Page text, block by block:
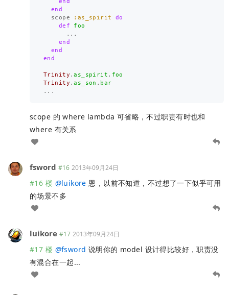
end
end
scope
:as_spirit
do
def
foo
...
end
end
end
Trinity .as_spirit . foo
Trinity .as_son . bar
...
scope 的 where lambda 可省略，不过职责有时也和
where 有关系
fsword #16 2013年09月24日
#16 楼 @luikore 恩，以前不知道，不过想了一下似乎可用
的场景不多
luikore #17 2013年09月24日
#17 楼 @fsword 说明你的 model 设计得比较好，职责没
有混合在一起...